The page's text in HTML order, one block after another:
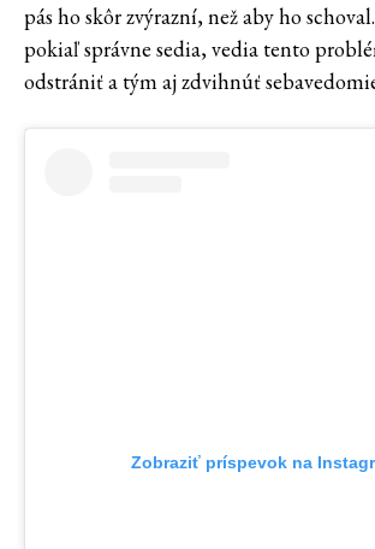
pás ho skôr zvýrazní, než aby ho
pokiaľ správne sedia, vedia tento
odstrániť a tým aj zdvihnúť
Zobraziť príspevok na